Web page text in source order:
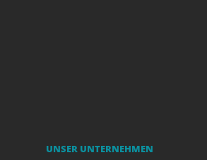
UNSER UNTERNEHMEN